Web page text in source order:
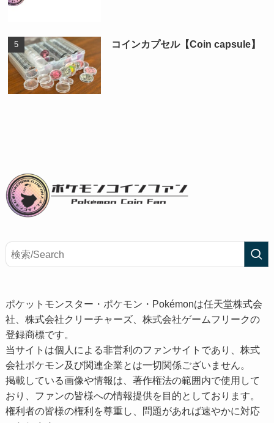
コインカプセル【Coin capsule】
ポケットモンスター・ポケモン・Pokémonは任天堂株式会
社、株式会社クリーチャーズ、株式会社ゲームフリークの
登録商標です。
当サイトは個人による非営利のファンサイトであり、株式
会社ポケモン及び関連企業とは一切関係ございません。
掲載している画像や情報は、著作権法の範囲内で使用して
おり、ファンの皆様への情報提供を目的としております。
権利者の皆様の権利を尊重し、問題があれば速やかに対応